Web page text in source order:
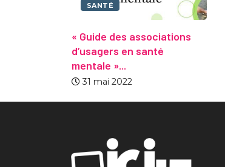
SANTÉ
« Guide des associations
d’usagers en santé
mentale »...
31 mai 2022